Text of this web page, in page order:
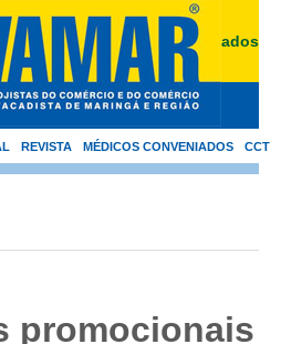
Área de Associados
REVISTA MÉDICOS CONVENIADOS CCT
promocionais